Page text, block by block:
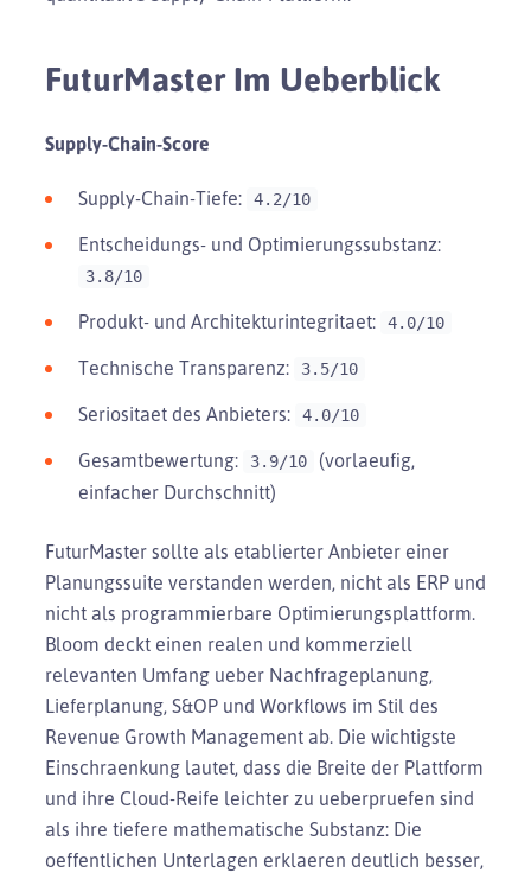
FuturMaster Im Ueberblick
Supply-Chain-Score
Supply-Chain-Tiefe: 4.2/10
Entscheidungs- und Optimierungssubstanz:
3.8/10
Produkt- und Architekturintegritaet: 4.0/10
Technische Transparenz: 3.5/10
Seriositaet des Anbieters: 4.0/10
Gesamtbewertung: 3.9/10
(vorlaeufig,
einfacher Durchschnitt)
FuturMaster sollte als etablierter Anbieter einer
Planungssuite verstanden werden, nicht als ERP und
nicht als programmierbare Optimierungsplattform.
Bloom deckt einen realen und kommerziell
relevanten Umfang ueber Nachfrageplanung,
Lieferplanung, S&OP und Workflows im Stil des
Revenue Growth Management ab. Die wichtigste
Einschraenkung lautet, dass die Breite der Plattform
und ihre Cloud-Reife leichter zu ueberpruefen sind
als ihre tiefere mathematische Substanz: Die
oeffentlichen Unterlagen erklaeren deutlich besser,